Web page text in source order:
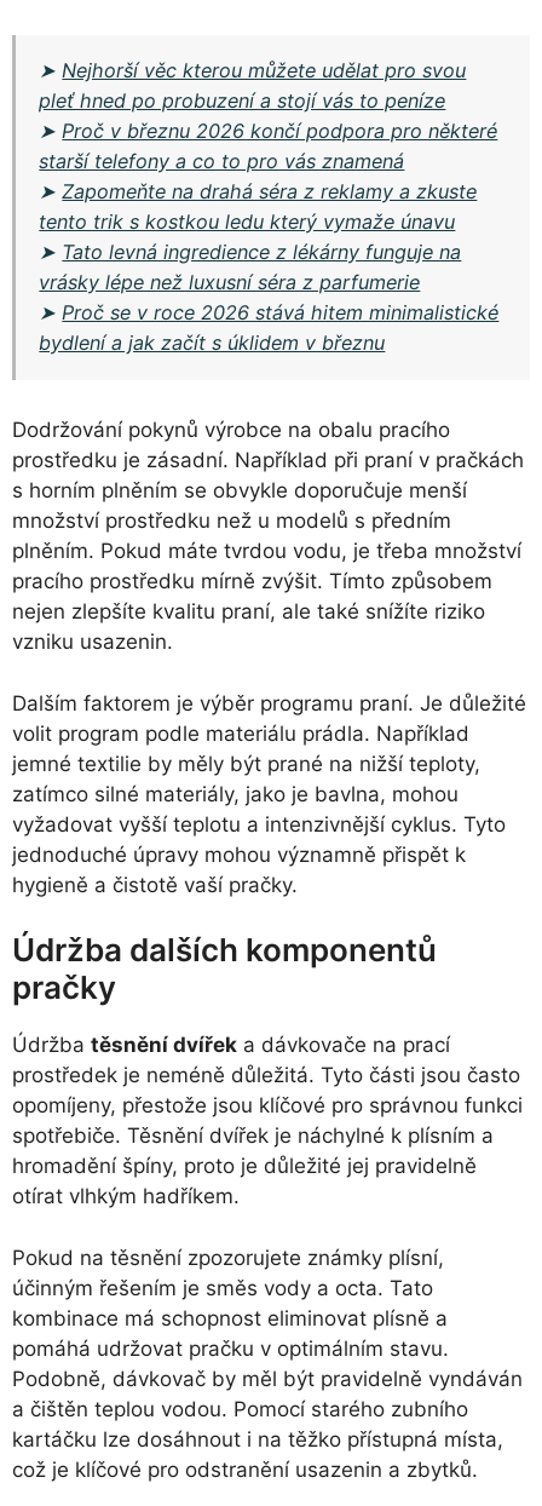
➤Nejhorší věc kterou můžete udělat pro svou
pleť hned po probuzení a stojí vás to peníze
➤Proč v březnu 2026 končí podpora pro některé
starší telefony a co to pro vás znamená
➤Zapomeňte na drahá séra z reklamy a zkuste
tento trik s kostkou ledu který vymaže únavu
➤ Tato levná ingredience z lékárny funguje na
vrásky lépe než luxusní séra z parfumerie
➤Proč se v roce 2026 stává hitem minimalistické
bydlení a jak začít s úklidem v březnu
Dodržování pokynů výrobce na obalu pracího
prostředku je zásadní. Například při praní v pračkách
s horním plněním se obvykle doporučuje menší
množství prostředku než u modelů s předním
plněním. Pokud máte tvrdou vodu, je třeba množství
pracího prostředku mírně zvýšit. Tímto způsobem
nejen zlepšíte kvalitu praní, ale také snížíte riziko
vzniku usazenin.
Dalším faktorem je výběr programu praní. Je důležité
volit program podle materiálu prádla. Například
jemné textilie by měly být prané na nižší teploty,
zatímco silné materiály, jako je bavlna, mohou
vyžadovat vyšší teplotu a intenzivnější cyklus. Tyto
jednoduché úpravy mohou významně přispět k
hygieně a čistotě vaší pračky.
Údržba dalších komponentů
pračky
Údržba těsnění dvířek a dávkovače na prací
prostředek je neméně důležitá. Tyto části jsou často
opomíjeny, přestože jsou klíčové pro správnou funkci
spotřebiče. Těsnění dvířek je náchylné k plísním a
hromadění špíny, proto je důležité jej pravidelně
otírat vlhkým hadříkem.
Pokud na těsnění zpozorujete známky plísní,
účinným řešením je směs vody a octa. Tato
kombinace má schopnost eliminovat plísně a
pomáhá udržovat pračku v optimálním stavu.
Podobně, dávkovač by měl být pravidelně vyndáván
a čištěn teplou vodou. Pomocí starého zubního
kartáčku lze dosáhnout i na těžko přístupná místa,
což je klíčové pro odstranění usazenin a zbytků.